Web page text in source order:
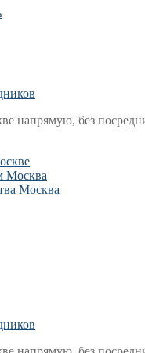
напрямую, без
Москва
Москва